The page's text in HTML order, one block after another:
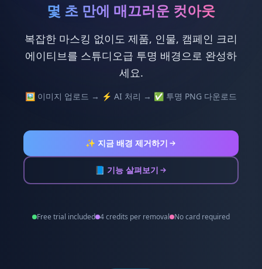
몇 초 만에 매끄러운 컷아웃
복잡한 마스킹 없이도 제품, 인물, 캠페인 크리
에이티브를 스튜디오급 투명 배경으로 완성하
세요.
🖼️ 이미지 업로드 → ⚡ AI 처리 → ✅ 투명 PNG 다운로드
✨ 지금 배경 제거하기
📘 기능 살펴보기
Free trial included 4 credits per removal No card required